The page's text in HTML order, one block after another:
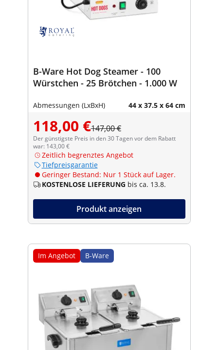
B-Ware Hot Dog Steamer - 100
Würstchen - 25 Brötchen - 1.000 W
Abmessungen (LxBxH) 44 x 37.5 x 64 cm
118,00 €147,00 €
Der günstigste Preis in den 30 Tagen vor dem Rabatt
war: 143,00 €
Zeitlich begrenztes Angebot
Tiefpreisgarantie
Geringer Bestand: Nur 1 Stück auf Lager.
KOSTENLOSE LIEFERUNG bis ca. 13.8.
Produkt anzeigen
Im Angebot B-Ware